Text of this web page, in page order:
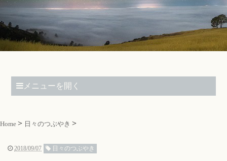
メニューを開く
Home 日々のつぶやき
2018/09/07 日々のつぶやき